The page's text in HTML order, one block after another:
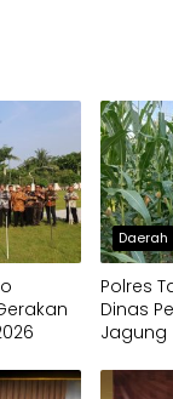
Daerah
Polres
Dinas
Jagung